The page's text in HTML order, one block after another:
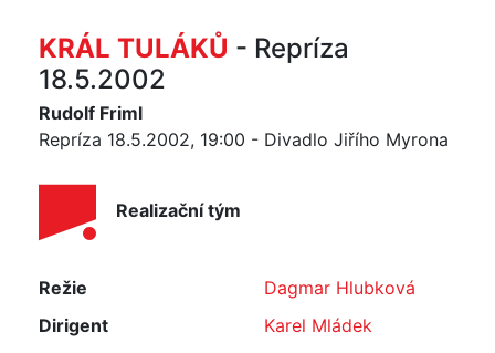
KRÁL TULÁKŮ - Repríza
18.5.2002
Rudolf Friml
Repríza 18.5.2002, 19:00 - Divadlo Jiřího Myrona
Realizační tým
Režie
Dagmar Hlubková
Dirigent
Karel Mládek